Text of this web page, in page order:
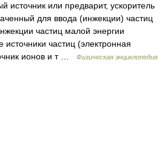
источник или предварит, ускоритель
для ввода (инжекции) частиц
частиц малой энергии
частиц (электронная
ионов и т …
Физическая энциклопедия